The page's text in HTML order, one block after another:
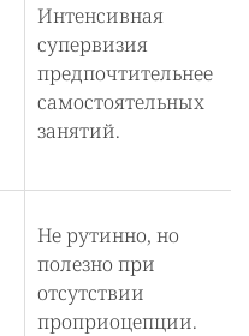
Интенсивная
супервизия
предпочтительнее
самостоятельных
занятий.
Не рутинно, но
полезно при
отсутствии
проприоцепции.